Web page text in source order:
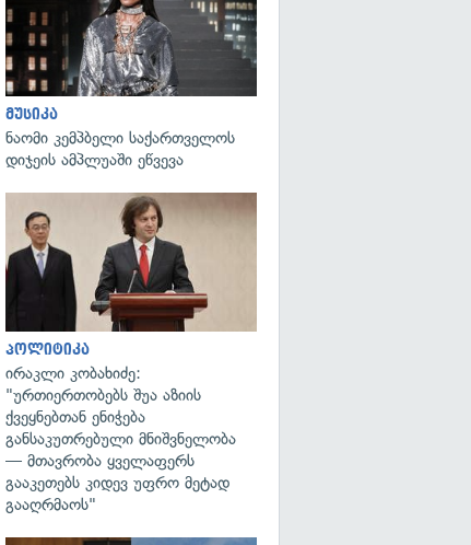
მუსიკა
ნაომი კემპბელი საქართველოს
დიჯეის ამპლუაში ეწვევა
პოლიტიკა
ირაკლი კობახიძე:
"ურთიერთობებს შუა აზიის
ქვეყნებთან ენიჭება
განსაკუთრებული მნიშვნელობა
— მთავრობა ყველაფერს
გააკეთებს კიდევ უფრო მეტად
გააღრმაოს"